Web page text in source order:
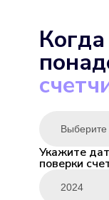
Укажите
поверки